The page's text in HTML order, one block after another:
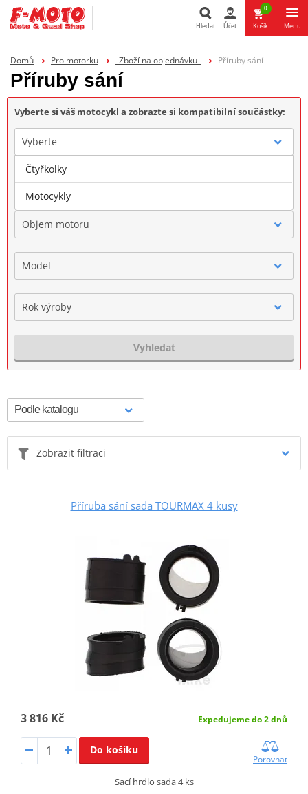
Hledat
Hledat Účet
0
Košík Menu
Domů Pro motorku _Zboží na objednávku_ Příruby sání
Příruby sání
Vyberte si váš motocykl a zobrazte si kompatibilní součástky:
Vyberte
Značka
Objem motoru
Model
Rok výroby
Vyhledat
Zobrazit filtraci
Příruba sání sada TOURMAX 4 kusy
3 816 Kč Expedujeme do 2 dnů
Do košíku
Porovnat
Sací hrdlo sada 4 ks
Čtyřkolky
Motocykly